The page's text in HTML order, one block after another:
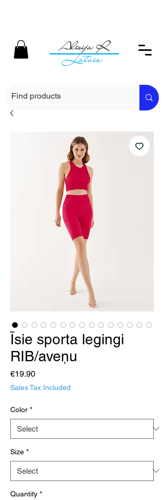
Īsie sporta legingi
RIB/aveņu
€19.90Price
Sales Tax Included
Color *
Size *
Quantity *